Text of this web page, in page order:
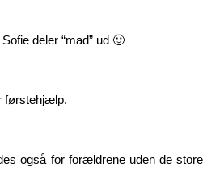
deler “mad” ud 🙂
førstehjælp.
også for forældrene uden de store